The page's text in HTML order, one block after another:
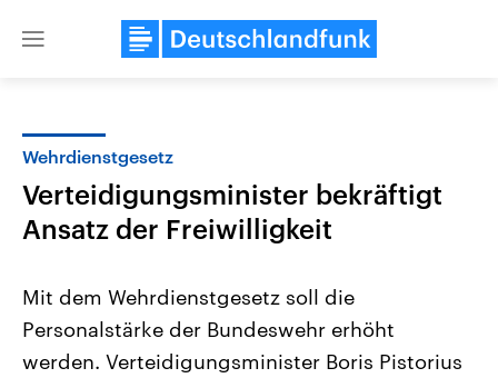
Close
Wehrdienstgesetz
Verteidigungsminister bekräftigt
Ansatz der Freiwilligkeit
Mit dem Wehrdienstgesetz soll die
Personalstärke der Bundeswehr erhöht
werden. Verteidigungsminister Boris Pistorius